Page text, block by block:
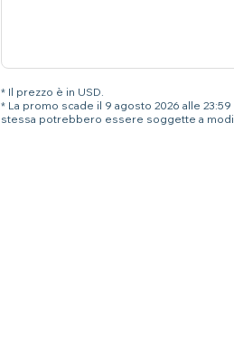
* Il prezzo è in USD.
* La promo scade il 9 agosto 2026 alle
stessa potrebbero essere soggette a